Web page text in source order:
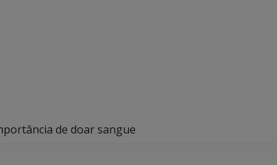
de doar sangue